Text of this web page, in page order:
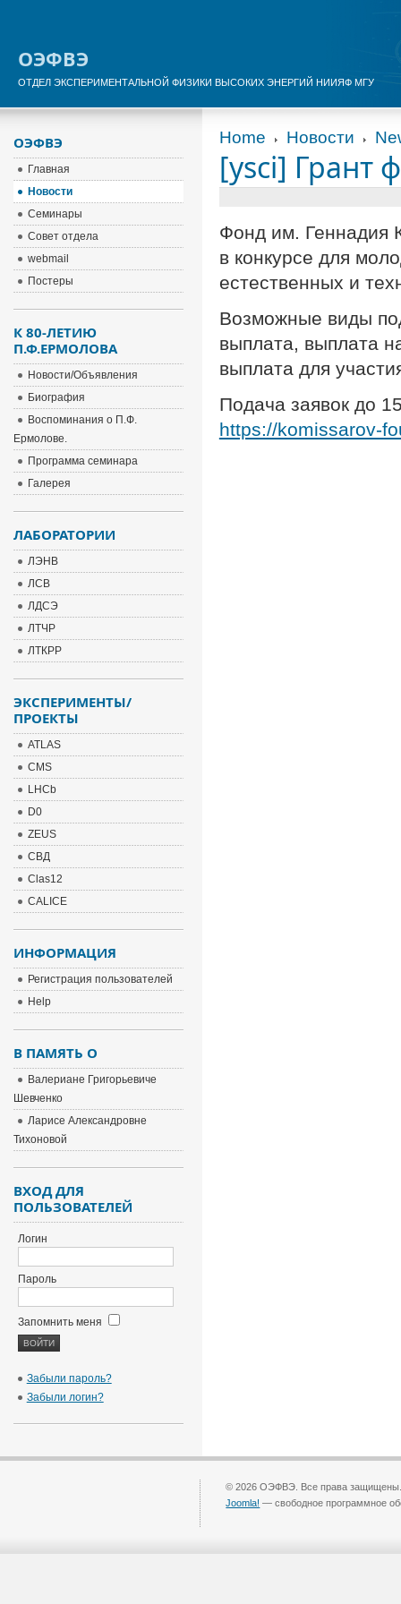
ОЭФВЭ
ОТДЕЛ ЭКСПЕРИМЕНТАЛЬНОЙ ФИЗИКИ ВЫСОКИХ ЭНЕРГИЙ НИИЯФ МГУ
Home Новости
[ysci] Грант
Фонд им. Геннадия
в конкурсе для
естественных и
Возможные виды
выплата, выплата
выплата для
Подача заявок до
https://komissarov-
ОЭФВЭ
Главная
Новости
Семинары
Совет отдела
webmail
Постеры
К 80-ЛЕТИЮ
П.Ф.ЕРМОЛОВА
Новости/Объявления
Биография
Воспоминания о П.Ф.
Ермолове.
Программа семинара
Галерея
ЛАБОРАТОРИИ
ЛЭНВ
ЛСВ
ЛДСЭ
ЛТЧР
ЛТКРР
ЭКСПЕРИМЕНТЫ/
ПРОЕКТЫ
ATLAS
CMS
LHCb
D0
ZEUS
СВД
Clas12
CALICE
ИНФОРМАЦИЯ
Регистрация пользователей
Help
В ПАМЯТЬ О
Валериане Григорьевиче
Шевченко
Ларисе Александровне
Тихоновой
ВХОД ДЛЯ
ПОЛЬЗОВАТЕЛЕЙ
Логин
Пароль
Запомнить меня
Забыли пароль?
Забыли логин?
© 2026 ОЭФВЭ. Все права
Joomla! — свободное программное